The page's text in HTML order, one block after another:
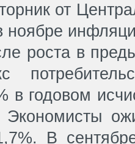
от
роста в
в годовом
В